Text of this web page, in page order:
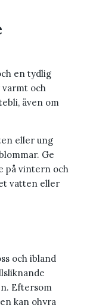
en tydlig
och
även om
eller ung
Ge
på vintern och
vatten eller
och ibland
Eftersom
kan ohyra